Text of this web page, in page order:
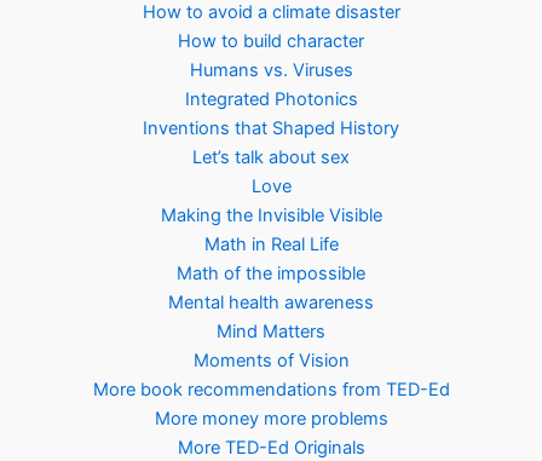
How to avoid a climate disaster
How to build character
Humans vs. Viruses
Integrated Photonics
Inventions that Shaped History
Let’s talk about sex
Love
Making the Invisible Visible
Math in Real Life
Math of the impossible
Mental health awareness
Mind Matters
Moments of Vision
More book recommendations from TED-Ed
More money more problems
More TED-Ed Originals